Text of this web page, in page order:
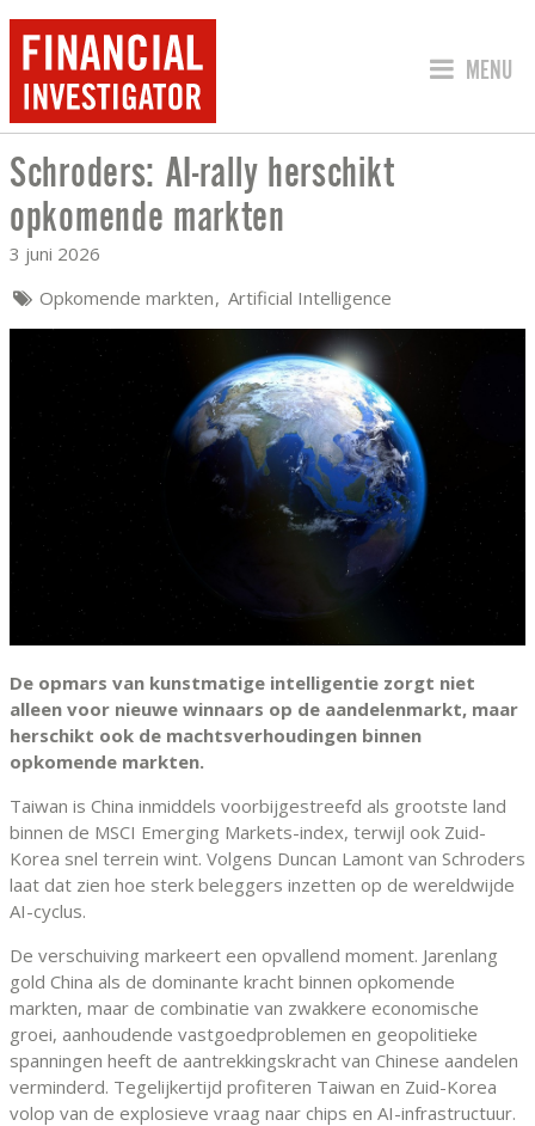
SPRING
MENU
SCHRODERS: AI-RALLY HERSCHIKT
Schroders: AI-rally herschikt
opkomende markten
3 juni 2026
Opkomende markten Artificial Intelligence
De opmars van kunstmatige intelligentie zorgt niet
alleen voor nieuwe winnaars op de aandelenmarkt, maar
herschikt ook de machtsverhoudingen binnen
opkomende markten.
Taiwan is China inmiddels voorbijgestreefd als grootste land
binnen de MSCI Emerging Markets-index, terwijl ook Zuid-
Korea snel terrein wint. Volgens Duncan Lamont van Schroders
laat dat zien hoe sterk beleggers inzetten op de wereldwijde
AI-cyclus.
De verschuiving markeert een opvallend moment. Jarenlang
gold China als de dominante kracht binnen opkomende
markten, maar de combinatie van zwakkere economische
groei, aanhoudende vastgoedproblemen en geopolitieke
spanningen heeft de aantrekkingskracht van Chinese aandelen
verminderd. Tegelijkertijd profiteren Taiwan en Zuid-Korea
volop van de explosieve vraag naar chips en AI-infrastructuur.